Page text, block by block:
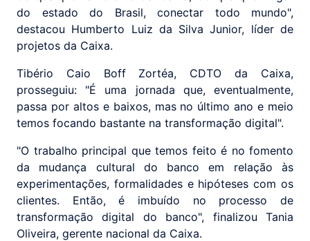
do estado do Brasil, conectar todo mundo",
destacou Humberto Luiz da Silva Junior, líder de
projetos da Caixa.
Tibério Caio Boff Zortéa, CDTO da Caixa,
prosseguiu: "É uma jornada que, eventualmente,
passa por altos e baixos, mas no último ano e meio
temos focando bastante na transformação digital".
"O trabalho principal que temos feito é no fomento
da mudança cultural do banco em relação às
experimentações, formalidades e hipóteses com os
clientes. Então, é imbuído no processo de
transformação digital do banco", finalizou Tania
Oliveira, gerente nacional da Caixa.